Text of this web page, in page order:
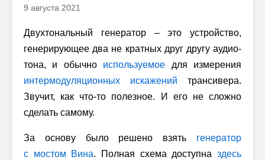
9 августа 2021
Двухтональный генератор – это устройство,
генерирующее два не кратных друг другу аудио-
тона, и обычно используемое для измерения
интермодуляционных искажений трансивера.
Звучит, как что-то полезное. И его не сложно
сделать самому.
За основу было решено взять генератор
с мостом Вина. Полная схема доступназдесь